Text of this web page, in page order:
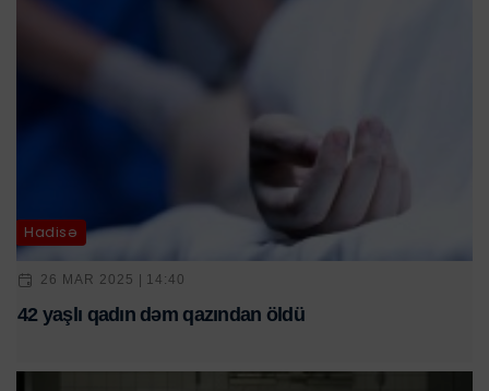
Hadisə
26 MAR 2025 | 14:40
42 yaşlı qadın dəm qazından öldü